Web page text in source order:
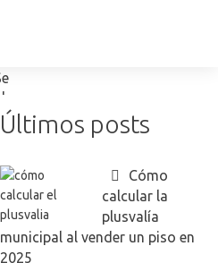
Últimos posts
Cómo
calcular la
plusvalía
municipal al vender un piso en
2025